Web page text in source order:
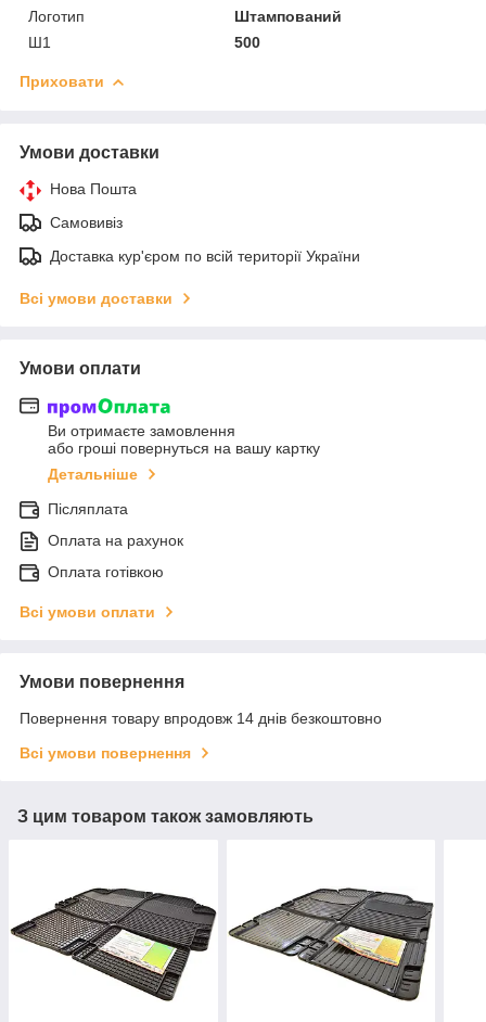
Логотип
Штампований
Ш1
500
Приховати
Умови доставки
Нова Пошта
Самовивіз
Доставка кур'єром по всій території України
Всі умови доставки
Умови оплати
Ви отримаєте замовлення
або гроші повернуться на вашу картку
Детальніше
Післяплата
Оплата на рахунок
Оплата готівкою
Всі умови оплати
Умови повернення
Повернення товару впродовж 14 днів безкоштовно
Всі умови повернення
З цим товаром також замовляють